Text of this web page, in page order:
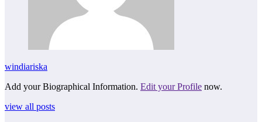
windiariska
Add your Biographical Information. Edit your Profile now.
view all posts